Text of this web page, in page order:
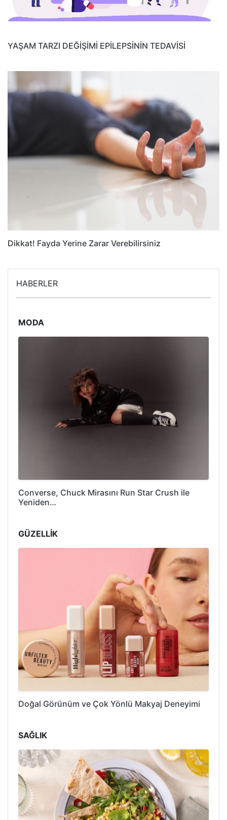
YAŞAM TARZI DEĞİŞİMİ EPİLEPSİNİN TEDAVİSİ
Dikkat! Fayda Yerine Zarar Verebilirsiniz
HABERLER
MODA
Converse, Chuck Mirasını Run Star Crush ile
Yeniden…
GÜZELLİK
Doğal Görünüm ve Çok Yönlü Makyaj Deneyimi
SAĞLIK